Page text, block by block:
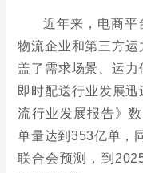
近年来，电商平
物流企业和第三方
盖了需求场景、运力
即时配送行业发展
流行业发展报告》
单量达到353亿单，
联合会预测，到